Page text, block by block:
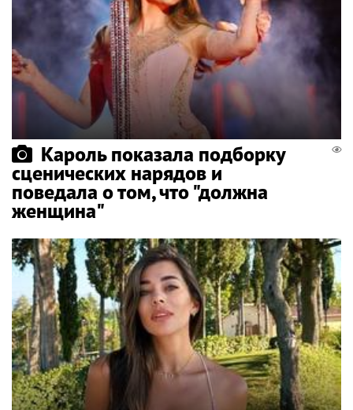
Кароль показала подборку
сценических нарядов и
поведала о том, что "должна
женщина"